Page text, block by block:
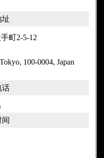
址
町2-5-12
100-0004, Japan
话